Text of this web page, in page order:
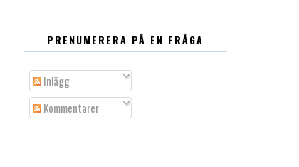
PRENUMERERA PÅ EN FRÅGA
Inlägg
Kommentarer